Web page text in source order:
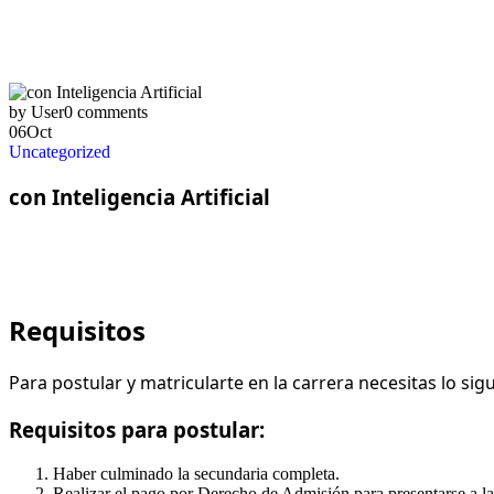
by User0 comments
06Oct
Uncategorized
con Inteligencia Artificial
Requisitos
Para postular y matricularte en la carrera necesitas lo
Requisitos para postular:
Haber culminado la secundaria completa.